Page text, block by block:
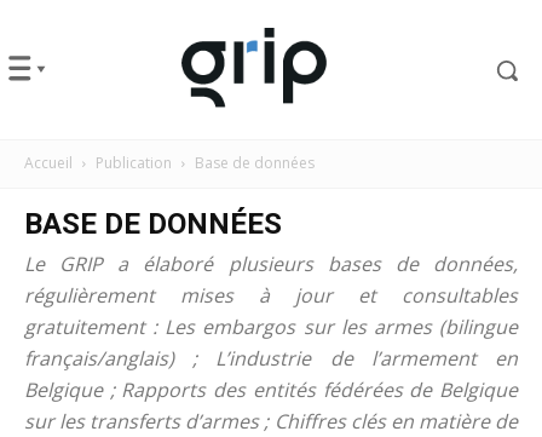
Accueil Publication Base de données
BASE DE DONNÉES
Le GRIP a élaboré plusieurs bases de données,
régulièrement mises à jour et consultables
gratuitement : Les embargos sur les armes (bilingue
français/anglais) ; L’industrie de l’armement en
Belgique ; Rapports des entités fédérées de Belgique
sur les transferts d’armes ; Chiffres clés en matière de